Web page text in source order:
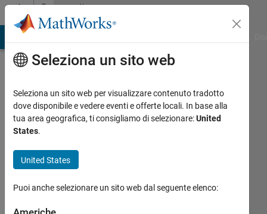
Vai al contenutoCommunity
Profile
Kyle
O'Donnell
Seleziona un sito web
Seleziona un sito web per visualizzare contenuto tradotto
dove disponibile e vedere eventi e offerte locali. In base alla
tua area geografica, ti consigliamo di selezionare:United
States.
United States
Puoi anche selezionare un sito web dal seguente elenco: